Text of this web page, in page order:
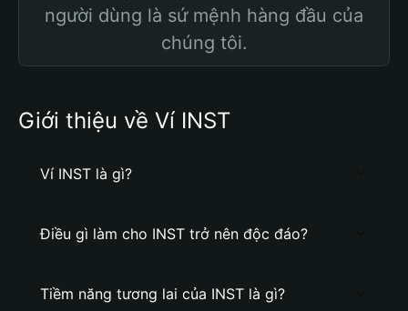
người dùng là sứ mệnh hàng đầu của
chúng tôi.
Giới thiệu về Ví INST
Ví INST là gì?
Điều gì làm cho INST trở nên độc đáo?
Tiềm năng tương lai của INST là gì?